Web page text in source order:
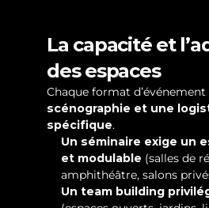
La capacité et
des espaces
Chaque format
scénographie et une
spécifique.
Un séminaire exige un
et modulable (salles de
amphithéâtre, salons
Un team building